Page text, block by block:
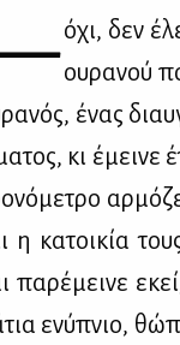
όχι, δεν
ου­ρα­νού
ένας
κι
η κα­τοι­κία
πα­ρέ­μει­νε
ενύ­πνιο,